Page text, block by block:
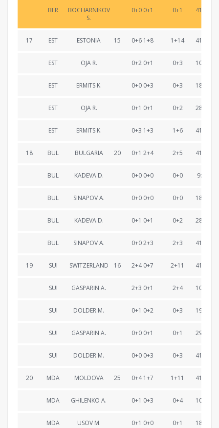
BLR
BOCHARNIKOV
S.
0+0 0+1 0+1 41:15.6
17 EST ESTONIA 15 0+6 1+8 1+14 41:19.3
EST OJA R. 0+2 0+1 0+3 10:17.7
EST ERMITS K. 0+0 0+3 0+3 18:57.2
EST OJA R. 0+1 0+1 0+2 28:51.5
EST ERMITS K. 0+3 1+3 1+6 41:19.3
18 BUL BULGARIA 20 0+1 2+4 2+5 41:19.7
BUL KADEVA D. 0+0 0+0 0+0 9:55.9
BUL SINAPOV A. 0+0 0+0 0+0 18:21.5
BUL KADEVA D. 0+1 0+1 0+2 28:33.3
BUL SINAPOV A. 0+0 2+3 2+3 41:19.7
19 SUI SWITZERLAND 16 2+4 0+7 2+11 41:50.4
SUI GASPARIN A. 2+3 0+1 2+4 10:48.9
SUI DOLDER M. 0+1 0+2 0+3 19:46.1
SUI GASPARIN A. 0+0 0+1 0+1 29:30.4
SUI DOLDER M. 0+0 0+3 0+3 41:50.4
20 MDA MOLDOVA 25 0+4 1+7 1+11 41:57.5
MDA GHILENKO A. 0+1 0+3 0+4 10:02.5
MDA USOV M. 0+1 0+0 0+1 18:47.1